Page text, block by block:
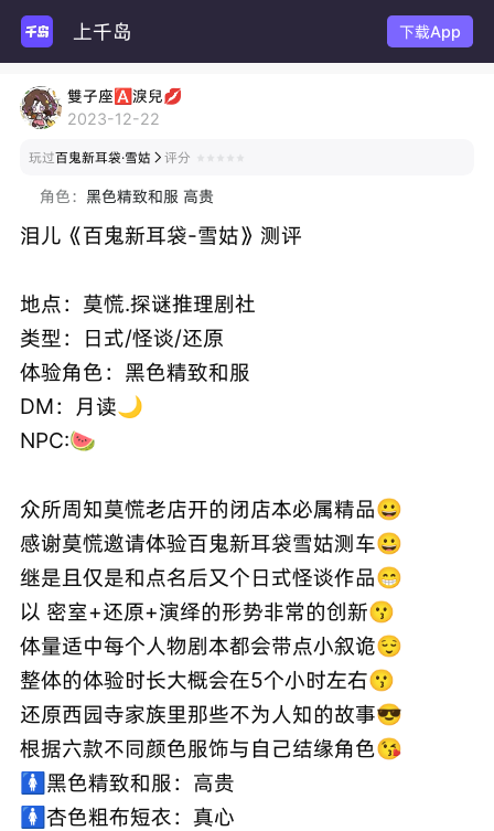
上千岛 下载App
雙子座🅰淚兒💋
2023-12-22
玩过百鬼新耳袋·雪姑  评分
角色： 黑色精致和服 高贵
泪儿《百鬼新耳袋-雪姑》测评
地点：莫慌.探谜推理剧社
类型：日式/怪谈/还原
体验角色：黑色精致和服
DM：月读🌙
NPC:🍉
众所周知莫慌老店开的闭店本必属精品😀
感谢莫慌邀请体验百鬼新耳袋雪姑测车😀
继是且仅是和点名后又个日式怪谈作品😁
以 密室+还原+演绎的形势非常的创新😗
体量适中每个人物剧本都会带点小叙诡😌
整体的体验时长大概会在5个小时左右😗
还原西园寺家族里那些不为人知的故事😎
根据六款不同颜色服饰与自己结缘角色😘
🚺黑色精致和服：高贵
🚺杏色粗布短衣：真心